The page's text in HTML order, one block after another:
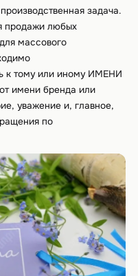
задача.
продажи любых
массового
к тому или иному ИМЕНИ
имени бренда или
уважение и, главное,
по